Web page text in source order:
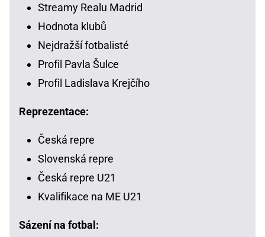
Streamy Realu Madrid
Hodnota klubů
Nejdražší fotbalisté
Profil Pavla Šulce
Profil Ladislava Krejčího
Reprezentace:
Česká repre
Slovenská repre
Česká repre U21
Kvalifikace na ME U21
Sázení na fotbal: